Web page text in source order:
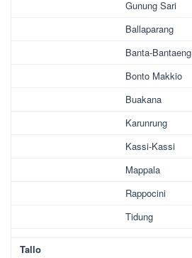
Gunung Sari
Ballaparang
Banta-Bantaeng
Bonto Makkio
Buakana
Karunrung
Kassi-Kassi
Mappala
Rappocini
Tidung
Tallo